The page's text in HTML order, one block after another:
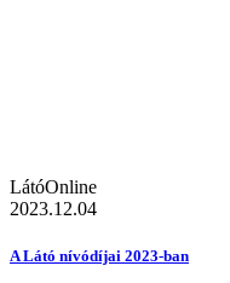
LátóOnline
2023.12.04
A Látó nívódíjai 2023-ban